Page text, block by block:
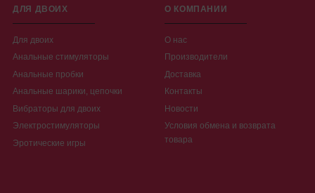
ДЛЯ ДВОИХ
Для двоих
Анальные стимуляторы
Анальные пробки
Анальные шарики, цепочки
Вибраторы для двоих
Электростимуляторы
Эротические игры
О КОМПАНИИ
О нас
Производители
Доставка
Контакты
Новости
Условия обмена и возврата
товара